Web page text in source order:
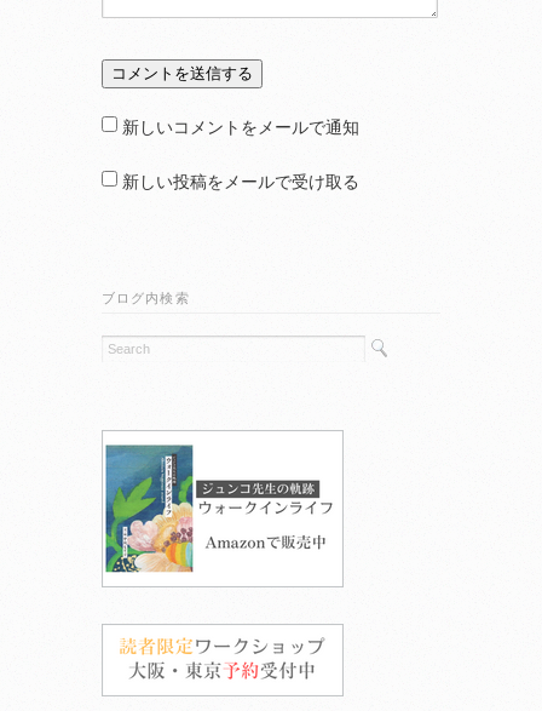
新しいコメントをメールで通知
新しい投稿をメールで受け取る
ブログ内検索